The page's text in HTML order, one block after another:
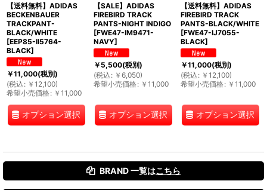
【送料無料】ADIDAS
BECKENBAUER
TRACKPANT-
BLACK/WHITE
[EEP85-II5764-
BLACK]
￥11,000(税別)
(税込 : ￥ 12,100)
希望小売価格: ￥ 11,000
オプション選択
【SALE】ADIDAS
FIREBIRD TRACK
PANTS-NIGHT INDIGO
[FWE47-IM9471-
NAVY]
￥5,500(税別)
(税込 : ￥ 6,050)
希望小売価格: ￥ 11,000
オプション選択
【送料無料】ADIDAS
FIREBIRD TRACK
PANTS-BLACK/WHITE
[FWE47-IJ7055-
BLACK]
￥11,000(税別)
(税込 : ￥ 12,100)
希望小売価格: ￥ 11,000
オプション選択
BRAND 一覧はこちら